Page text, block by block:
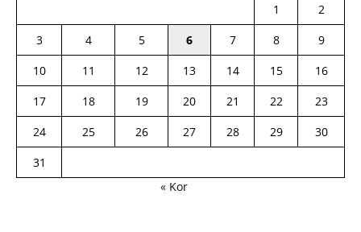
1
2
3
4 5 6 7 8
9
10
11 12 13 14 15
16
17
18 19 20 21 22
23
24
25 26 27 28 29
30
31
« Kor